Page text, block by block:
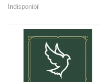
Indisponibil